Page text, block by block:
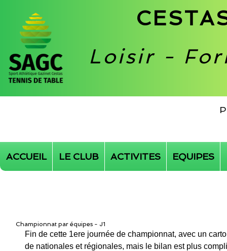
Loisir -
ACCUEIL LE CLUB ACTIVITES EQUIPES
Championnat par équipes - J1
Fin de cette 1ere journée de championnat, avec un
de nationales et régionales, mais le bilan est plus